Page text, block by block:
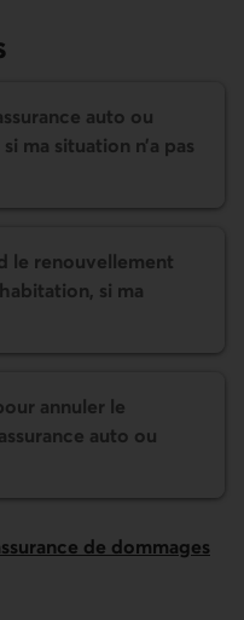
auto ou
ma situation n’a pas
le renouvellement
si ma
annuler le
auto ou
de dommages